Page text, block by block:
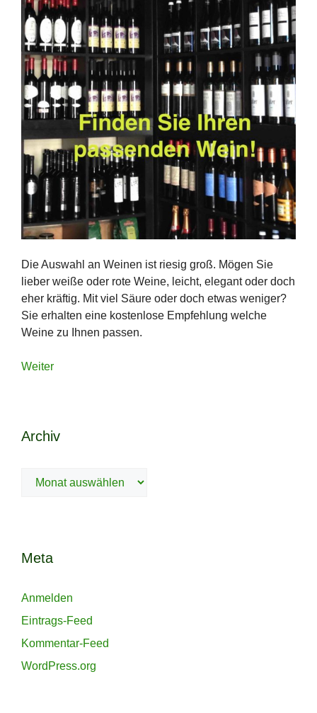
Die Auswahl an Weinen ist riesig groß. Mögen Sie
lieber weiße oder rote Weine, leicht, elegant oder doch
eher kräftig. Mit viel Säure oder doch etwas weniger?
Sie erhalten eine kostenlose Empfehlung welche
Weine zu Ihnen passen.
Weiter
Archiv
Archiv
Meta
Anmelden
Eintrags-Feed
Kommentar-Feed
WordPress.org